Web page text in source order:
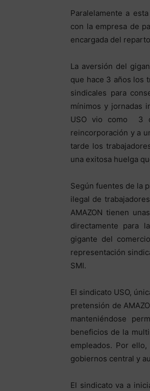
Paralelamente a
con la empresa de
encargada del
La aversión del
que hace 3 años los
sindicales para
mínimos y jornadas
USO vio como 3
reincorporación y a
tarde los
una exitosa huelga
Según fuentes de la
ilegal de
AMAZON tienen
directamente para
gigante del
representación
SMI.
El sindicato USO,
pretensión de
manteniéndose
beneficios de la
empleados. Por
gobiernos central y
El sindicato va a